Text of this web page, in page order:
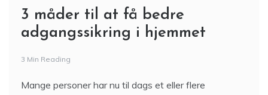
3 måder til at få bedre
adgangssikring i hjemmet
3 Min Reading
Mange personer har nu til dags et eller flere